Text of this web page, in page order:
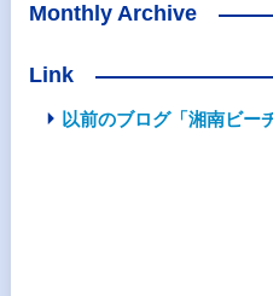
Monthly Archive
Link
以前のブログ「湘南ビー